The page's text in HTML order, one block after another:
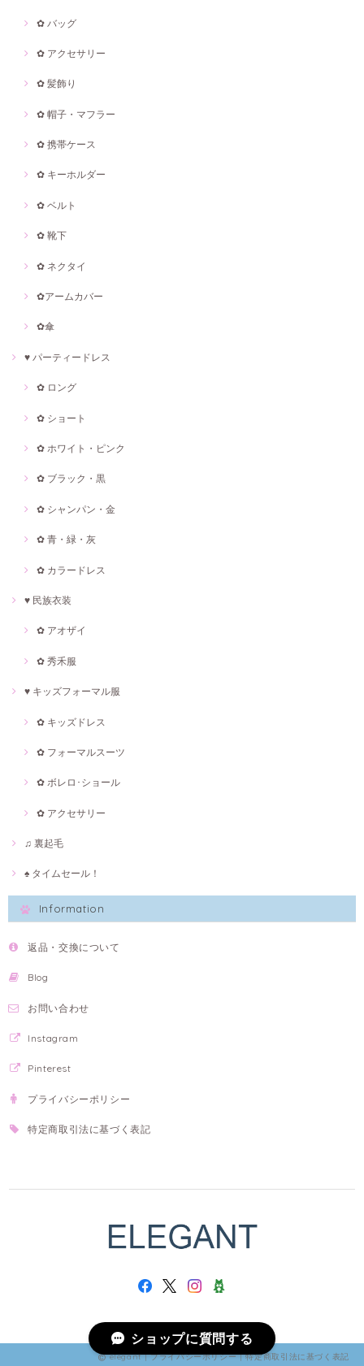
✿ バッグ
✿ アクセサリー
✿ 髪飾り
✿ 帽子・マフラー
✿ 携帯ケース
✿ キーホルダー
✿ ベルト
✿ 靴下
✿ ネクタイ
✿アームカバー
✿傘
♥ パーティードレス
✿ ロング
✿ ショート
✿ ホワイト・ピンク
✿ ブラック・黒
✿ シャンパン・金
✿ 青・緑・灰
✿ カラードレス
♥ 民族衣装
✿ アオザイ
✿ 秀禾服
♥ キッズフォーマル服
✿ キッズドレス
✿ フォーマルスーツ
✿ ボレロ･ショール
✿ アクセサリー
♫ 裏起毛
♠ タイムセール！
Information
返品・交換について
Blog
お問い合わせ
Instagram
Pinterest
プライバシーポリシー
特定商取引法に基づく表記
elegant |プライバシーポリシー|特定商取引法に基づく表記
ショップに質問する